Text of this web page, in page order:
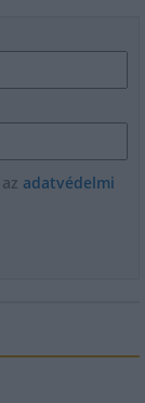
adatvédelmi